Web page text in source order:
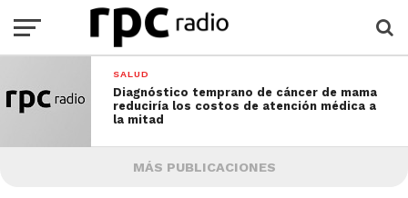
SALUD
Diagnóstico temprano de cáncer de mama
reduciría los costos de atención médica a
la mitad
MÁS PUBLICACIONES